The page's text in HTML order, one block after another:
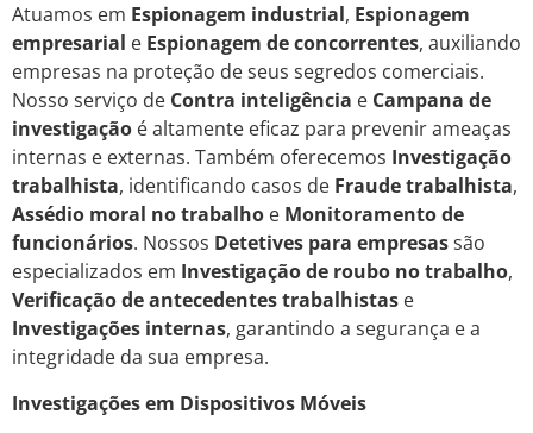
Atuamos em Espionagem industrial, Espionagem
empresarial e Espionagem de concorrentes, auxiliando
empresas na proteção de seus segredos comerciais.
Nosso serviço de Contra inteligência e Campana de
investigação é altamente eficaz para prevenir ameaças
internas e externas. Também oferecemos Investigação
trabalhista, identificando casos de Fraude trabalhista,
Assédio moral no trabalho e Monitoramento de
funcionários. Nossos Detetives para empresassão
especializados em Investigação de roubo no trabalho,
Verificação de antecedentes trabalhistas e
Investigações internas, garantindo a segurança e a
integridade da sua empresa.
Investigações em Dispositivos Móveis